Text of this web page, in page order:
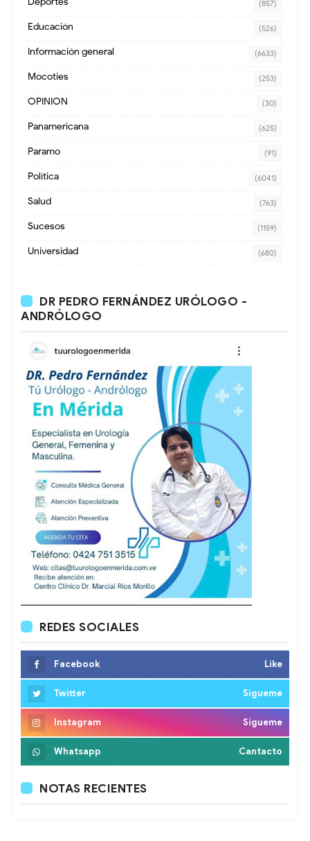
(857)
Educación (526)
Información general (6633)
Mocoties (253)
OPINION (30)
Panamericana (625)
Paramo (91)
Política (6041)
Salud (763)
Sucesos (1159)
Universidad (680)
DR PEDRO FERNÁNDEZ URÓLOGO -
ANDRÓLOGO
REDES SOCIALES
Facebook Like
Twitter Sigueme
Instagram Sigueme
Whatsapp Cantacto
NOTAS RECIENTES